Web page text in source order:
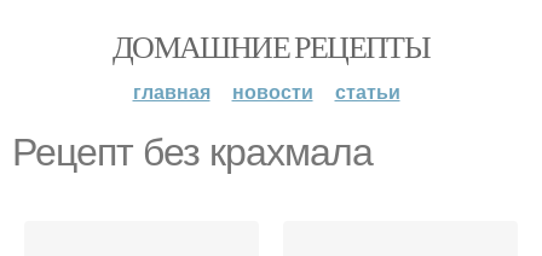
ДОМАШНИЕ РЕЦЕПТЫ
главная новости статьи
Рецепт без крахмала